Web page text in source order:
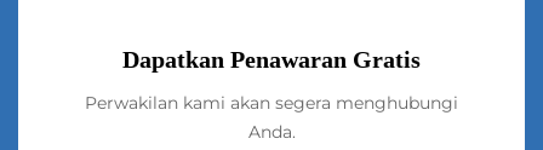
Dapatkan Penawaran Gratis
Perwakilan kami akan segera menghubungi
Anda.